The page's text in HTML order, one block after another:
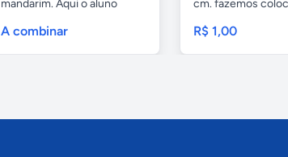
mandarim. Aqui o aluno
A combinar
cm. fazemos
R$ 1,00